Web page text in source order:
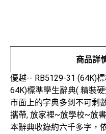
商品詳
優越-- RB5129-31 (64K)
64K)標準學生辭典( 精裝
市面上的字典多到不可剰
攜帶, 放家裡~放學校~放
本辭典收錄約六千多字，